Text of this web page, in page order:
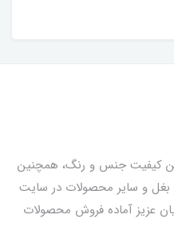
کیفیت جنس و رنگ، همچنین
و سایر محصولات در سایت
عزیز آماده فروش محصولات